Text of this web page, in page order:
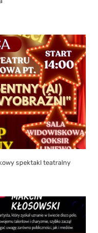
spektakl teatralny